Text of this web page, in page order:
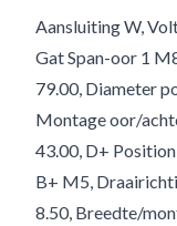
Aansluiting W,
Gat Span-oor 1
79.00, Diameter
Montage oor/
43.00, D+ Position
B+ M5,
8.50, Breedte/